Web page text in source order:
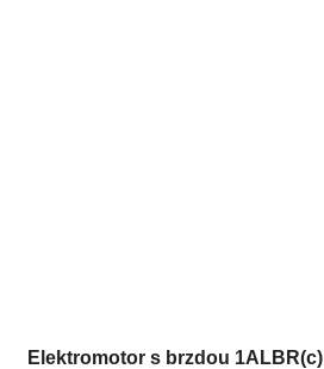
Elektromotor s brzdou 1ALBR(c)